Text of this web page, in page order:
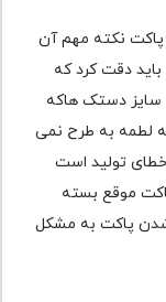
پاکت نکته مهم آن
دقت کرد که
سایز دستک هاکه
که لطمه به طرح نمی
خطای تولید است
موقع بسته
پاکت به مشکل